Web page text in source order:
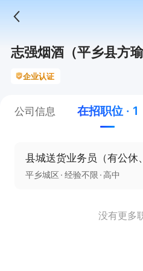
志强烟酒（平乡县方瑜
企业认证
公司信息 在招职位 · 1
县城送货业务员（有公休
平乡城区 经验不限 高中
没有更多